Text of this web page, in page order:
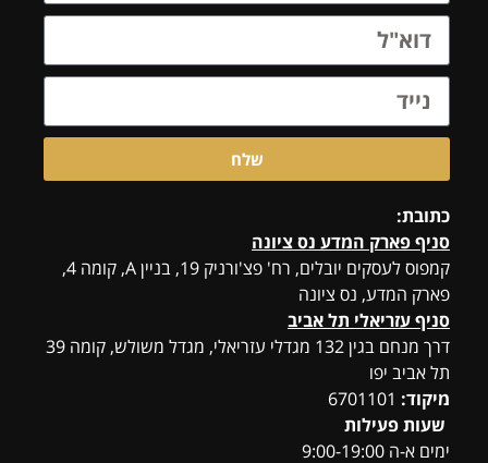
שלח
כתובת:
סניף פארק המדע נס ציונה
קמפוס לעסקים יובלים, רח' פצ'ורניק 19, בניין A, קומה 4,
פארק המדע, נס ציונה
סניף עזריאלי תל אביב
דרך מנחם בגין 132 מגדלי עזריאלי, מגדל משולש, קומה 39
תל אביב יפו
מיקוד:
שעות פעילות
ימים א-ה 9:00-19:00